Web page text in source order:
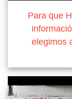
Para que
elegimos